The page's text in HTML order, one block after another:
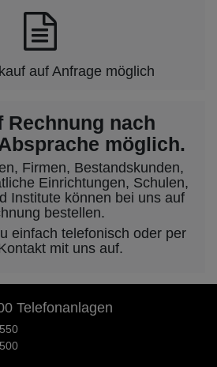
auf Anfrage möglich
Rechnung nach
möglich.
Firmen, Bestandskunden,
Einrichtungen, Schulen,
Institute können bei uns auf
bestellen.
einfach telefonisch oder per
mit uns auf.
Telefonanlagen